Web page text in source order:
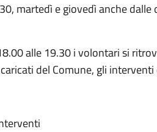
martedì e giovedì anche dalle
alle 19.30 i volontari si
del Comune, gli interventi